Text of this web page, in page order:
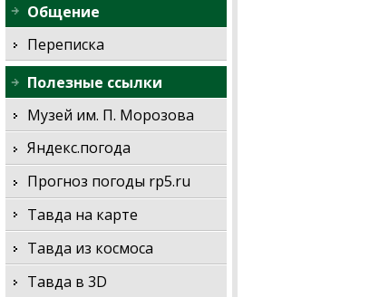
Общение
Переписка
Полезные ссылки
Музей им. П. Морозова
Яндекс.погода
Прогноз погоды rp5.ru
Тавда на карте
Тавда из космоса
Тавда в 3D